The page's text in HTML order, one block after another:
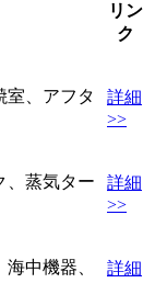
リン
ク
室、アフタ
詳細
>>
、蒸気ター
詳細
>>
中機器、
詳細